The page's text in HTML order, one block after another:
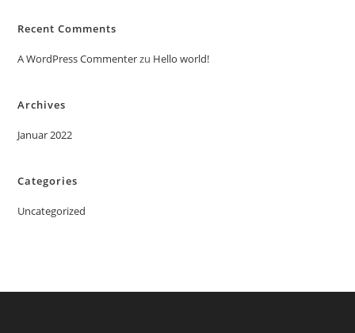
Recent Comments
A WordPress Commenterzu Hello world!
Archives
Januar 2022
Categories
Uncategorized